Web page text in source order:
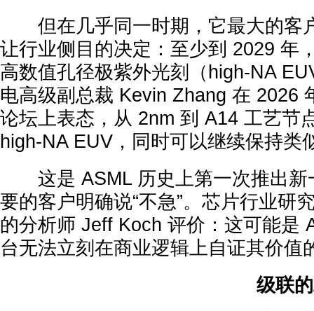
但在几乎同一时期，它最大的客
让行业侧目的决定：至少到 2029 年
高数值孔径极紫外光刻（high-NA
电高级副总裁 Kevin Zhang 在 2026
论坛上表态，从 2nm 到 A14 工艺节
high-NA EUV，同时可以继续保持类
这是 ASML 历史上第一次推出新
要的客户明确说“不急”。芯片行业研
的分析师 Jeff Koch 评价：这可能是
台无法立刻在商业逻辑上自证其价值
级联